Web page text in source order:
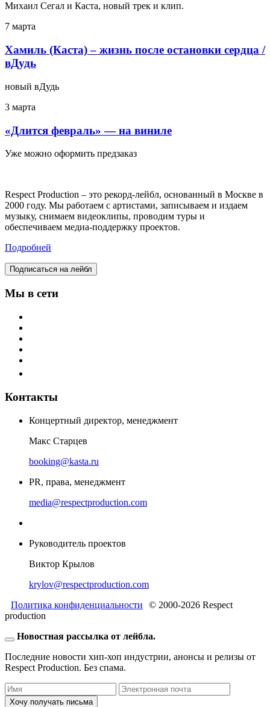
Михаил Сегал и Каста, новый трек и клип.
7 марта
Хамиль (Каста) – жизнь после остановки сердца /
вДудь
новый вДудь
3 марта
«Длится февраль» — на виниле
Уже можно оформить предзаказ
Respect Production – это рекорд-лейбл, основанный в Москве в
2000 году. Мы работаем с артистами, записываем и издаем
музыку, снимаем видеоклипы, проводим туры и
обеспечиваем медиа-поддержку проектов.
Подробней
Подписаться на лейбл
Мы в сети
Контакты
Концертный директор, менеджмент
Макс Старцев
booking@kasta.ru
PR, права, менеджмент
media@respectproduction.com
Руководитель проектов
Виктор Крылов
krylov@respectproduction.com
Политика конфиденциальности
© 2000-2026 Respect
production
Новостная рассылка от лейбла.
Последние новости хип-хоп индустрии, анонсы и релизы от
Respect Production. Без спама.
Хочу получать письма